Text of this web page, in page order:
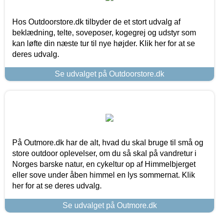
Hos Outdoorstore.dk tilbyder de et stort udvalg af
beklædning, telte, soveposer, kogegrej og udstyr som
kan løfte din næste tur til nye højder. Klik her for at se
deres udvalg.
Se udvalget på Outdoorstore.dk
På Outmore.dk har de alt, hvad du skal bruge til små og
store outdoor oplevelser, om du så skal på vandretur i
Norges barske natur, en cykeltur op af Himmelbjerget
eller sove under åben himmel en lys sommernat. Klik
her for at se deres udvalg.
Se udvalget på Outmore.dk